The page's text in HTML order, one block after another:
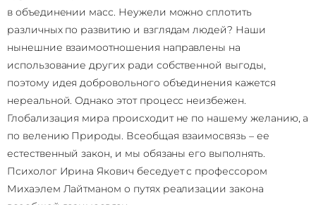
в объединении масс. Неужели можно сплотить
различных по развитию и взглядам людей? Наши
нынешние взаимоотношения направлены на
использование других ради собственной выгоды,
поэтому идея добровольного объединения кажется
нереальной. Однако этот процесс неизбежен.
Глобализация мира происходит не по нашему желанию, а
по велению Природы. Всеобщая взаимосвязь – ее
естественный закон, и мы обязаны его выполнять.
Психолог Ирина Якович беседует с профессором
Михаэлем Лайтманом о путях реализации закона